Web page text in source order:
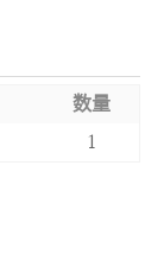
数量
1